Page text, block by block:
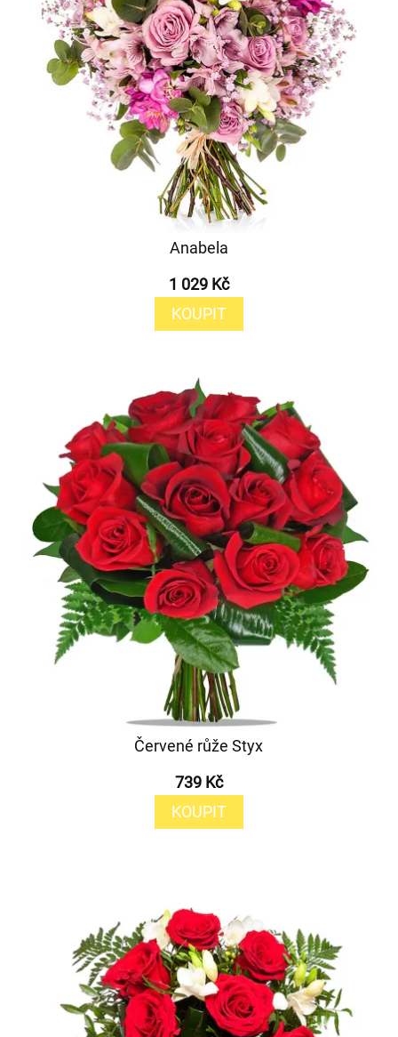
Anabela
1 029 Kč
KOUPIT
Červené růže Styx
739 Kč
KOUPIT